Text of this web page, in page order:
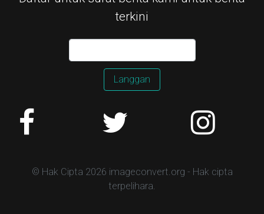
terkini
Langgan
© Hak Cipta 2026 imageconvert.org - Hak cipta
terpelihara.